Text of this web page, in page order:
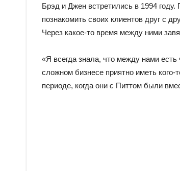
Брэд и Джен встретились в 1994
познакомить своих клиентов друг с
Через какое-то время между ними
«Я всегда знала, что между нами
сложном бизнесе приятно иметь
периоде, когда они с Питтом были